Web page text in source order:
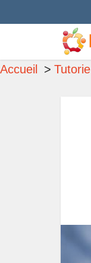
Accueil Tutoriel